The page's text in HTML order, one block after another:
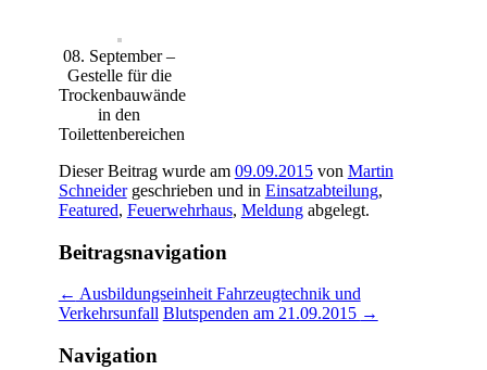
08. September –
Gestelle für die
Trockenbauwände
in den
Toilettenbereichen
Dieser Beitrag wurde am 09.09.2015von Martin
Schneidergeschrieben und in Einsatzabteilung,
Featured, Feuerwehrhaus, Meldungabgelegt.
Beitragsnavigation
← Ausbildungseinheit Fahrzeugtechnik und
Verkehrsunfall Blutspenden am 21.09.2015 →
Navigation